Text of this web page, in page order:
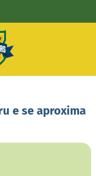
e se aproxima